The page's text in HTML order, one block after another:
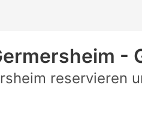
-
reservieren